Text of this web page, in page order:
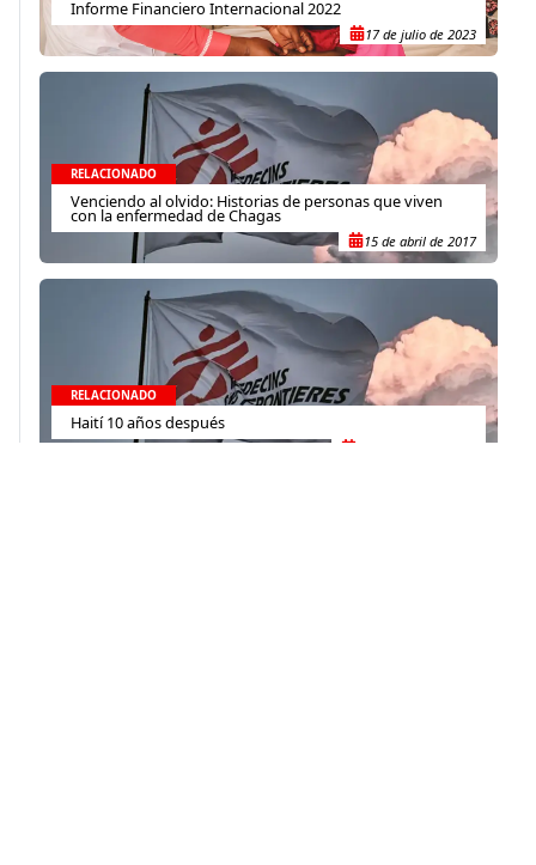
Informe Financiero Internacional 2022
17 de julio de 2023
RELACIONADO
Venciendo al olvido: Historias de personas que viven
con la enfermedad de Chagas
15 de abril de 2017
RELACIONADO
Haití 10 años después